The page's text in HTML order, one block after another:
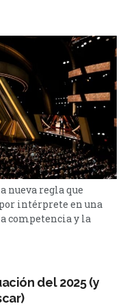
nueva regla que
intérprete en una
competencia y la
Óscar acaba de
cambiar por
más de
del 2025 (y